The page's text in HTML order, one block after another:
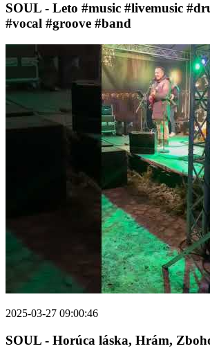
SOUL - Leto #music #livemusic
#vocal #groove #band
2025-03-27 09:00:46
SOUL - Horúca láska, Hrám,